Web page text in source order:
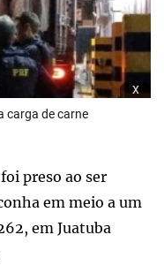
x
carga de carne
preso ao ser
em meio a um
em Juatuba